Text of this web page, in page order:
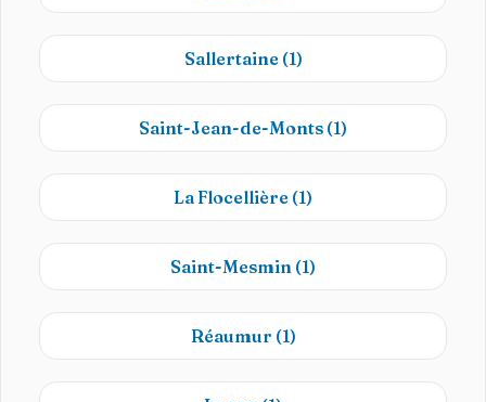
Sallertaine (1)
Saint-Jean-de-Monts (1)
La Flocellière (1)
Saint-Mesmin (1)
Réaumur (1)